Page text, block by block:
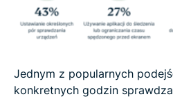
Jednym z popularnych
konkretnych godzin